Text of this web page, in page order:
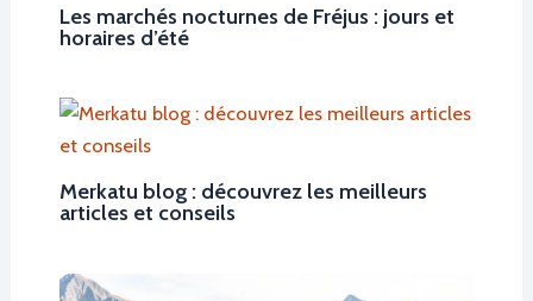
Les marchés nocturnes de Fréjus : jours et
horaires d’été
Merkatu blog : découvrez les meilleurs
articles et conseils